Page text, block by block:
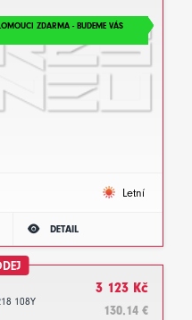
ZDARMA - BUDEME VÁS
Letní
DETAIL
108Y
3 123 Kč
130.14 €